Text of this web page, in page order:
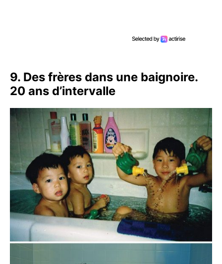
9. Des frères dans une baignoire.
20 ans d’intervalle